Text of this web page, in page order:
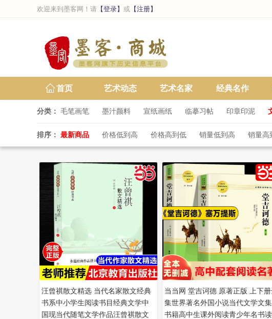
欢迎来到墨客网！请 【登录】 或 【注册】
首页 艺术动态 艺术名家 经典名作
分类： 毛笔画笔 墨汁颜料 宣纸画纸 临摹习帖 印章印泥
排序： 最新商品 价格低到高 价格高到低 销量低到高 销量高
汪曾祺散文精选 当代名家散文经典
书系中小学生阅读书目经典文学中
国现当代随笔文学作品汪曾祺散文
当当网 堂吉诃德 原著正版 上下
集世界著名外国小说当代文学文集
书籍高中生课外阅读青少年名书读